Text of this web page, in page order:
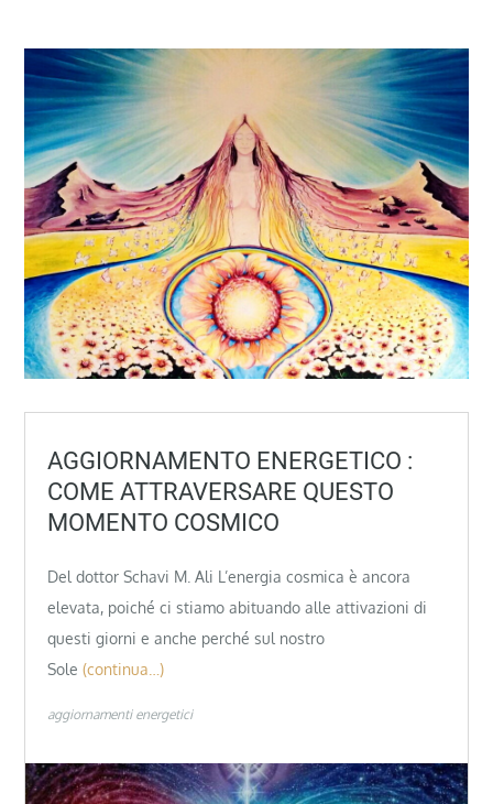
AGGIORNAMENTO ENERGETICO :
COME ATTRAVERSARE QUESTO
MOMENTO COSMICO
Del dottor Schavi M. Ali L’energia cosmica è ancora
elevata, poiché ci stiamo abituando alle attivazioni di
questi giorni e anche perché sul nostro
Sole (continua…)
aggiornamenti energetici